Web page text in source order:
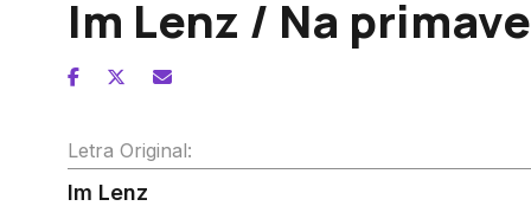
Im Lenz / Na
Letra Original:
Im Lenz